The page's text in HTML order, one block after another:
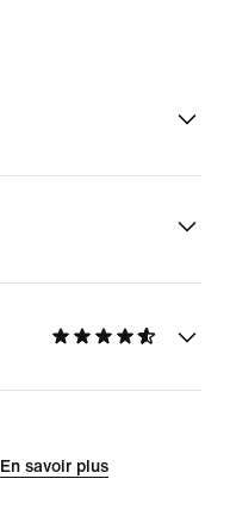
En savoir plus